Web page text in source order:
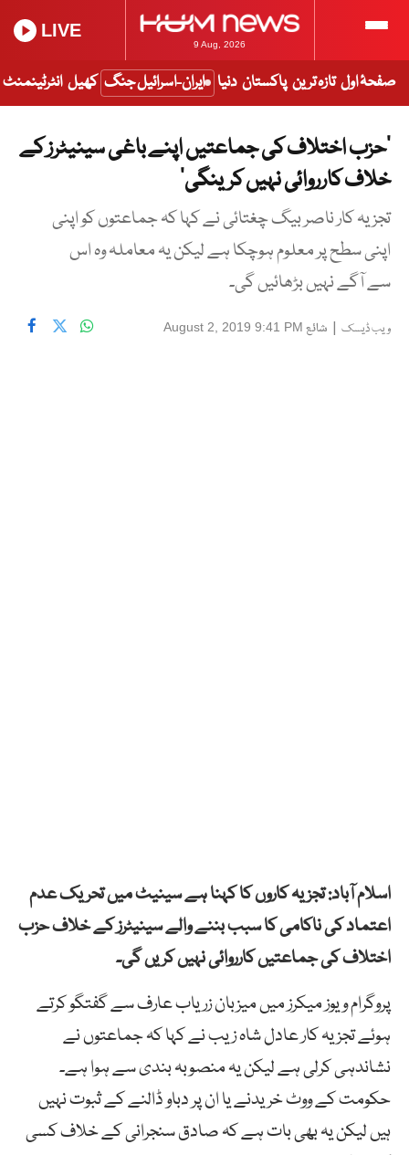
9 Aug, 2026
LIVE
صفحۂ اول تازہ ترین پاکستان دنیا ایران-اسرائیل جنگ کھیل انٹرٹینمنٹ
’حزب اختلاف کی جماعتیں اپنے باغی سینیٹرز کے
خلاف کارروائی نہیں کرینگی‘
تجزیہ کار ناصر بیگ چغتائی نے کہا کہ جماعتوں کو اپنی
اپنی سطح پر معلوم ہوچکا ہے لیکن یہ معاملہ وہ اس
سے آگے نہیں بڑھائیں گی۔
ویب ڈیسک | شائع August 2, 2019 9:41 PM
اسلام آباد: تجزیہ کاروں کا کہنا ہے سینیٹ میں تحریک عدم
اعتماد کی ناکامی کا سبب بننے والے سینیٹرز کے خلاف حزب
اختلاف کی جماعتیں کارروائی نہیں کریں گی۔
پروگرام ویوز میکرز میں میزبان زریاب عارف سے گفتگو کرتے
ہوئے تجزیہ کار عادل شاہ زیب نے کہا کہ جماعتوں نے
نشاندہی کرلی ہے لیکن یہ منصوبہ بندی سے ہوا ہے۔
حکومت کے ووٹ خریدنے یا ان پر دباو ڈالنے کے ثبوت نہیں
ہیں لیکن یہ بھی بات ہے کہ صادق سنجرانی کے خلاف کسی